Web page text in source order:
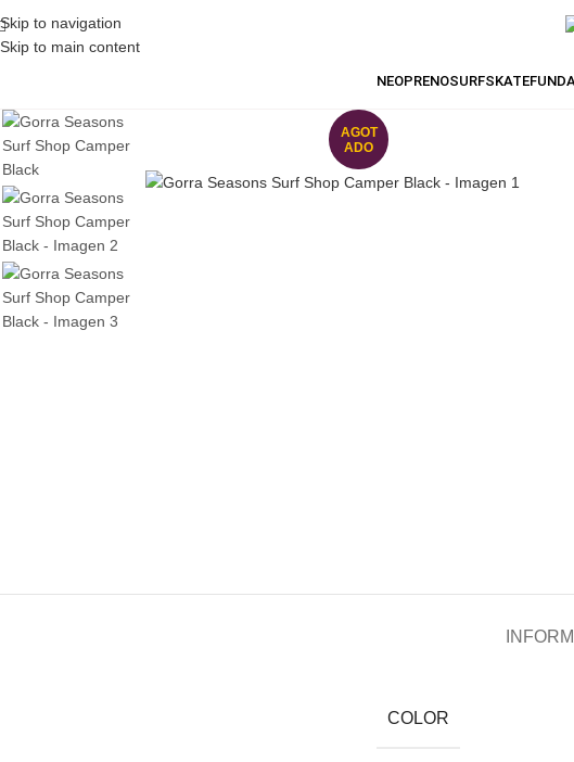
Skip to navigation
Skip to main content
NEOPRENOSURFSKATE
AGOT
ADO
COLOR